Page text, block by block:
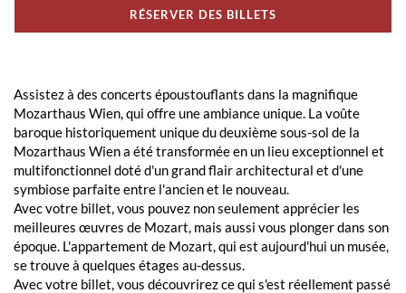
RÉSERVER DES BILLETS
Assistez à des concerts époustouflants dans la magnifique
Mozarthaus Wien, qui offre une ambiance unique. La voûte
baroque historiquement unique du deuxième sous-sol de la
Mozarthaus Wien a été transformée en un lieu exceptionnel et
multifonctionnel doté d'un grand flair architectural et d'une
symbiose parfaite entre l'ancien et le nouveau.
Avec votre billet, vous pouvez non seulement apprécier les
meilleures œuvres de Mozart, mais aussi vous plonger dans son
époque. L'appartement de Mozart, qui est aujourd'hui un musée,
se trouve à quelques étages au-dessus.
Avec votre billet, vous découvrirez ce qui s'est réellement passé